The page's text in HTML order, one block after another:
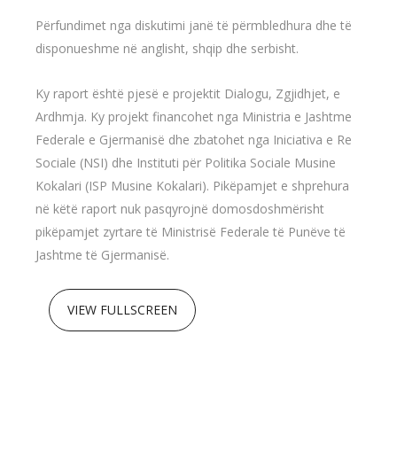
Përfundimet nga diskutimi janë të përmbledhura dhe të
disponueshme në anglisht, shqip dhe serbisht.
Ky raport është pjesë e projektit Dialogu, Zgjidhjet, e
Ardhmja. Ky projekt financohet nga Ministria e Jashtme
Federale e Gjermanisë dhe zbatohet nga Iniciativa e Re
Sociale (NSI) dhe Instituti për Politika Sociale Musine
Kokalari (ISP Musine Kokalari). Pikëpamjet e shprehura
në këtë raport nuk pasqyrojnë domosdoshmërisht
pikëpamjet zyrtare të Ministrisë Federale të Punëve të
Jashtme të Gjermanisë.
VIEW FULLSCREEN